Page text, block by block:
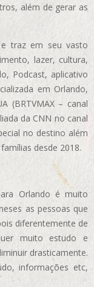
além de gerar as
traz em seu vasto
lazer, cultura,
Podcast, aplicativo
em Orlando,
(BRTVMAX – canal
da CNN no canal
no destino além
desde 2018.
Orlando é muito
as pessoas que
diferentemente de
muito estudo e
drasticamente.
informações etc,